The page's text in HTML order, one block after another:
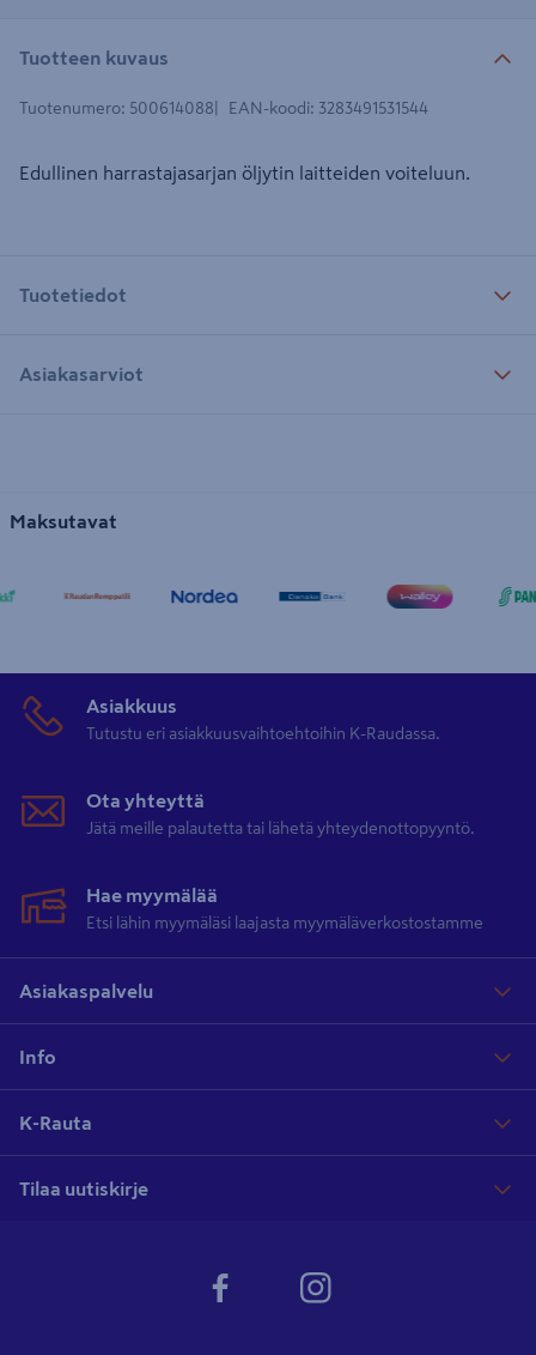
Tuotteen kuvaus
Tuotenumero: 500614088 EAN-koodi: 3283491531544
Edullinen harrastajasarjan öljytin laitteiden voiteluun.
Tuotetiedot
Asiakasarviot
Maksutavat
Asiakkuus
Tutustu eri asiakkuusvaihtoehtoihin K-Raudassa.
Ota yhteyttä
Jätä meille palautetta tai lähetä yhteydenottopyyntö.
Hae myymälää
Etsi lähin myymäläsi laajasta myymäläverkostostamme
Asiakaspalvelu
Info
K-Rauta
Tilaa uutiskirje